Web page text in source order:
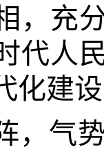
，充
代人
化建
，气